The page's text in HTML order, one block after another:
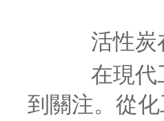
活性炭
在現代工
到關注。從